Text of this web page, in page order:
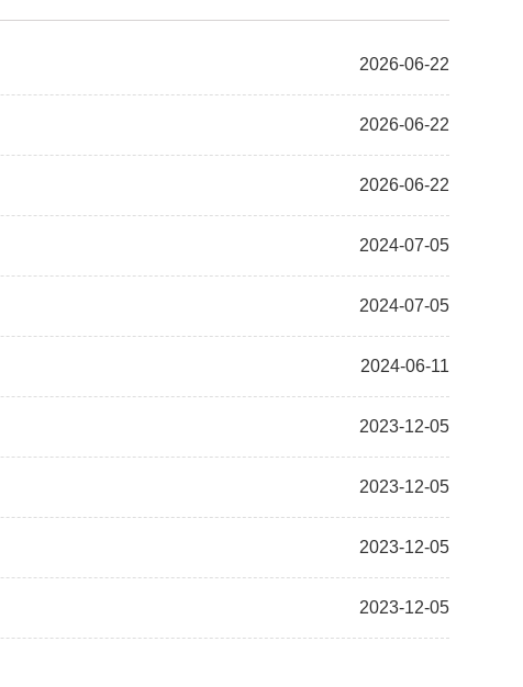
2026-06-22
2026-06-22
2026-06-22
2024-07-05
2024-07-05
2024-06-11
2023-12-05
2023-12-05
2023-12-05
2023-12-05